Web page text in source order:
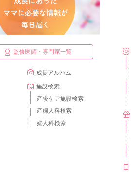
監修医師・専門家一覧
成長アルバム
施設検索
産後ケア施設検索
産婦人科検索
婦人科検索